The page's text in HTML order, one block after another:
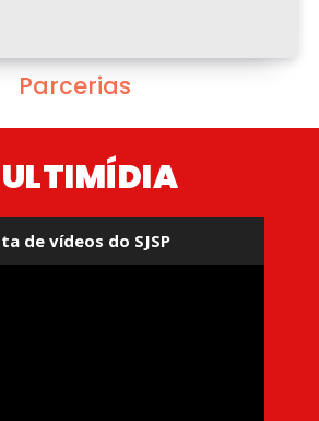
Parcerias
de vídeos do SJSP